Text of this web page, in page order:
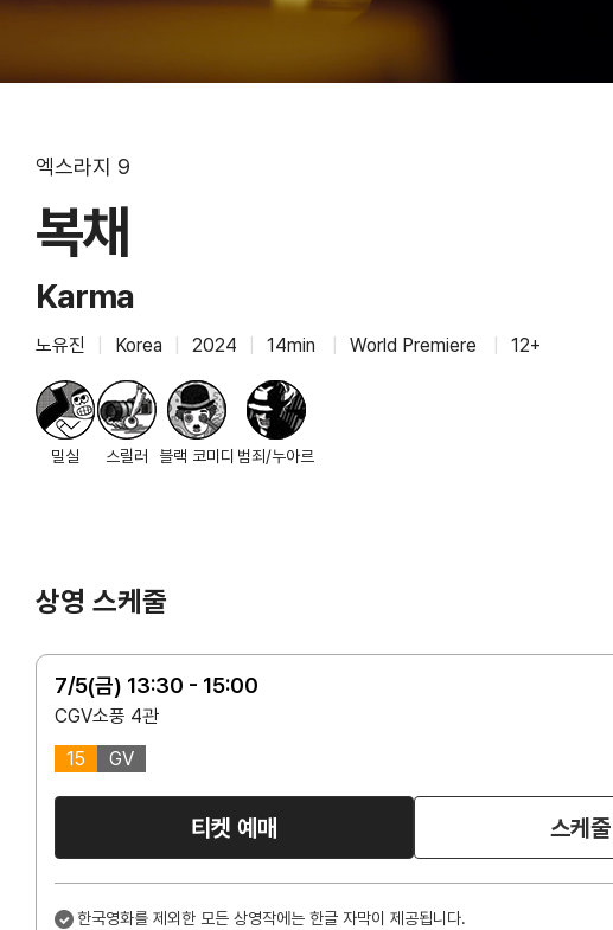
엑스라지 9
복채
Karma
노유진 Korea 2024 14min World Premiere 12+
밀실 스릴러 블랙 코미디 범죄/누아르
상영 스케줄
7/5(금) 13:30 - 15:00
CGV소풍 4관
15
GV
티켓 예매 스케
한국영화를 제외한 모든 상영작에는 한글 자막이 제공됩니다.